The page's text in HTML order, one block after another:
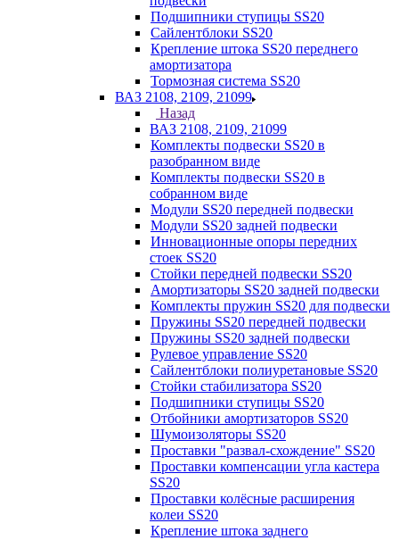
Подшипники ступицы SS20
Сайлентблоки SS20
Крепление штока SS20 переднего
амортизатора
Тормозная система SS20
ВАЗ 2108, 2109, 21099
Назад
ВАЗ 2108, 2109, 21099
Комплекты подвески SS20 в
разобранном виде
Комплекты подвески SS20 в
собранном виде
Модули SS20 передней подвески
Модули SS20 задней подвески
Инновационные опоры передних
стоек SS20
Стойки передней подвески SS20
Амортизаторы SS20 задней подвески
Комплекты пружин SS20 для подвески
Пружины SS20 передней подвески
Пружины SS20 задней подвески
Рулевое управление SS20
Сайлентблоки полиуретановые SS20
Стойки стабилизатора SS20
Подшипники ступицы SS20
Отбойники амортизаторов SS20
Шумоизоляторы SS20
Проставки "развал-схождение" SS20
Проставки компенсации угла кастера
SS20
Проставки колёсные расширения
колеи SS20
Крепление штока заднего